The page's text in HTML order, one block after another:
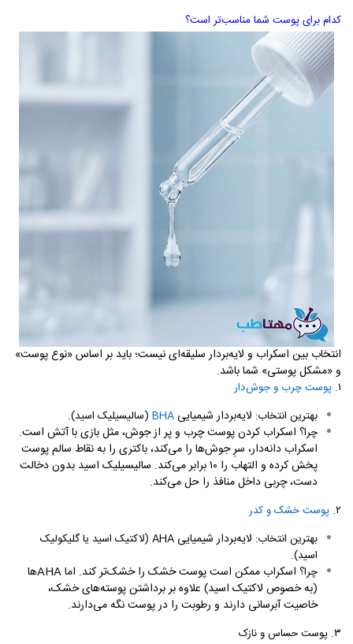
کدام برای پوست شما مناسب‌تر است؟
انتخاب بین اسکراب و لایه‌بردار سلیقه‌ای نیست؛ باید بر اساس «نوع پوست»
و «مشکل پوستی» شما باشد.
۱. پوست چرب و جوش‌دار
بهترین انتخاب: لایه‌بردار شیمیایی BHA (سالیسیلیک اسید).
چرا؟ اسکراب کردن پوست چرب و پر از جوش، مثل بازی با آتش است.
اسکراب دانه‌دار، سرِ جوش‌ها را می‌کند، باکتری را به نقاط سالم پوست
پخش کرده و التهاب را ۱۰ برابر می‌کند. سالیسیلیک اسید بدون دخالت
دست، چربی داخل منافذ را حل می‌کند.
۲. پوست خشک و کدر
بهترین انتخاب: لایه‌بردار شیمیایی AHA (لاکتیک اسید یا گلیکولیک
اسید).
چرا؟ اسکراب ممکن است پوست خشک را خشک‌تر کند. اماAHAها
(به خصوص لاکتیک اسید) علاوه بر برداشتن پوسته‌های خشک،
خاصیت آبرسانی دارند و رطوبت را در پوست نگه می‌دارند.
۳. پوست حساس و نازک